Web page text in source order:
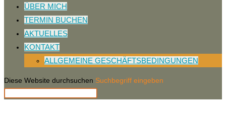
ÜBER MICH
TERMIN BUCHEN
AKTUELLES
KONTAKT
ALLGEMEINE GESCHÄFTSBEDINGUNGEN
Diese Website durchsuchen Suchbegriff eingeben